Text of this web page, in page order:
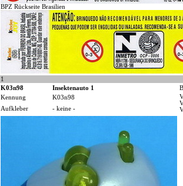
BPZ Rückseite Brasilien
1
K03n98
Insektenauto 1
Kennung
K03n98
Aufkleber - keine -